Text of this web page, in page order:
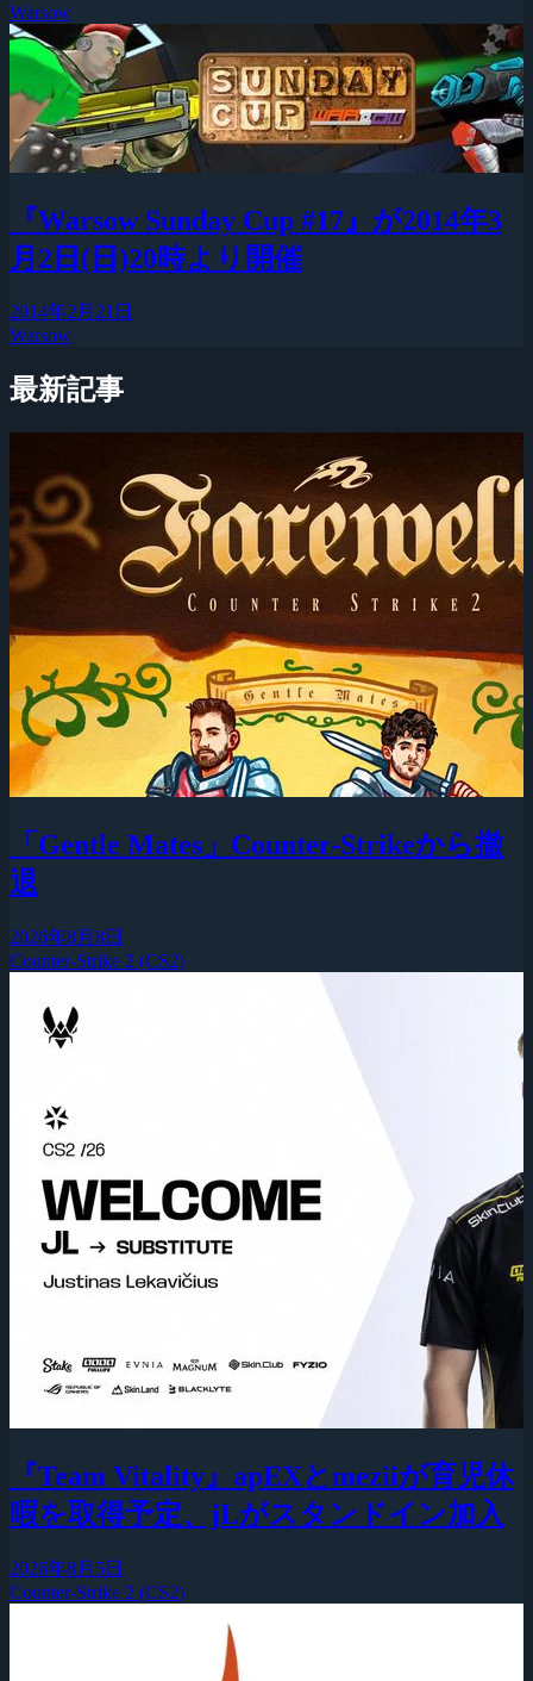
Warsow
『Warsow Sunday Cup #17』が2014年3
月2日(日)20時より開催
2014年2月21日
Warsow
最新記事
「Gentle Mates」Counter-Strikeから撤
退
2026年8月8日
Counter-Strike 2 (CS2)
『Team Vitality』apEXとmeziiが育児休
暇を取得予定、jLがスタンドイン加入
2026年8月5日
Counter-Strike 2 (CS2)